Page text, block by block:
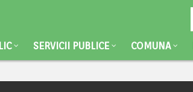
SERVICII PUBLICE COMUNA